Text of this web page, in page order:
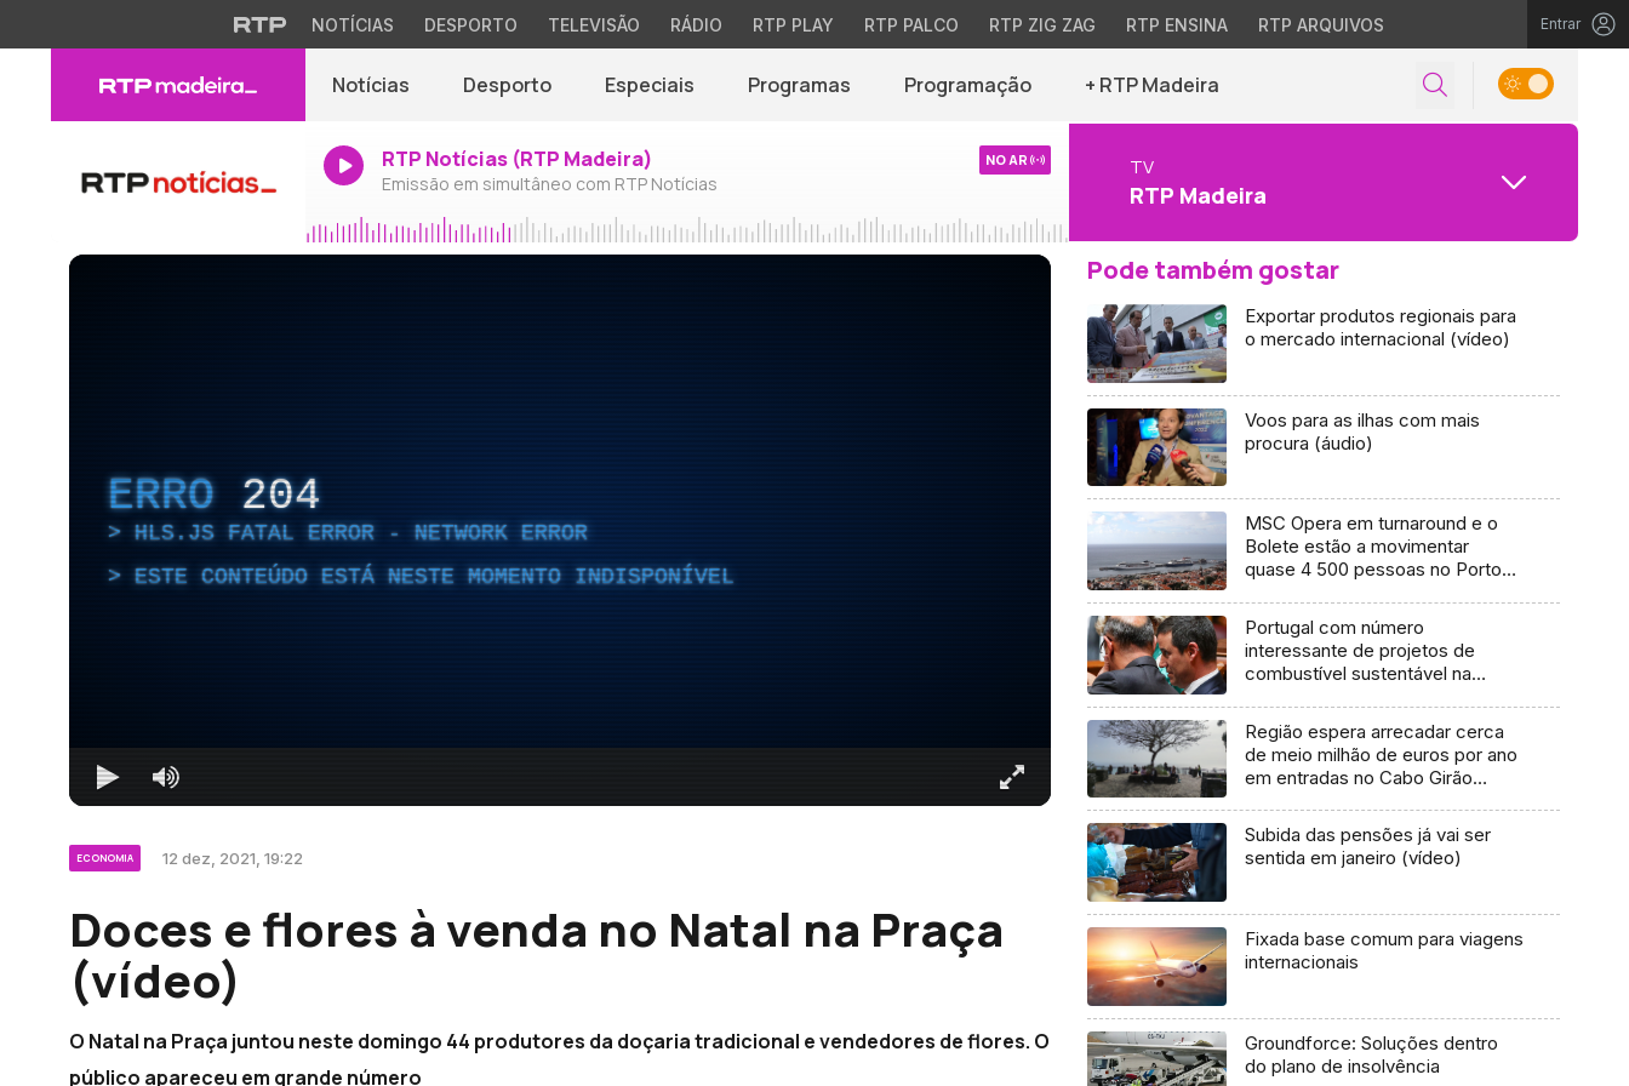
NOTÍCIAS DESPORTO TELEVISÃO RÁDIO RTP PLAY RTP PALCO RTP ZIG ZAG RTP ENSINA RTP ARQUIVOS Entrar
Notícias Desporto Especiais Programas Programação + RTP Madeira
RTP Notícias (RTP Madeira)
Emissão em simultâneo com RTP Notícias
NO AR TV
RTP Madeira
ERRO 204
HLS.JS FATAL ERROR - NETWORK ERROR
ESTE CONTEÚDO ESTÁ NESTE MOMENTO INDISPONÍVEL
ECONOMIA 12 dez, 2021, 19:22
Doces e flores à venda no Natal na Praça
(vídeo)
O Natal na Praça juntou neste domingo 44 produtores da doçaria tradicional e vendedores de flores. O
público apareceu em grande número
Pode também gostar
Exportar produtos regionais para
o mercado internacional (vídeo)
Voos para as ilhas com mais
procura (áudio)
MSC Opera em turnaround e o
Bolete estão a movimentar
quase 4 500 pessoas no Porto
Portugal com número
interessante de projetos de
combustível sustentável na
Região espera arrecadar cerca
de meio milhão de euros por ano
em entradas no Cabo Girão
Subida das pensões já vai ser
sentida em janeiro (vídeo)
Fixada base comum para viagens
internacionais
Groundforce: Soluções dentro
do plano de insolvência